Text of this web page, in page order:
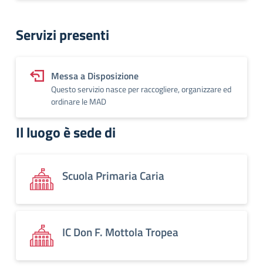
Servizi presenti
Messa a Disposizione
Questo servizio nasce per raccogliere, organizzare ed
ordinare le MAD
Il luogo è sede di
Scuola Primaria Caria
IC Don F. Mottola Tropea